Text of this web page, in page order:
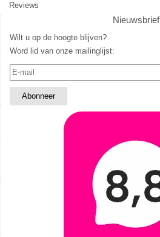
Reviews
Nieuwsbrief
Wilt u op de hoogte blijven?
Word lid van onze mailinglijst: